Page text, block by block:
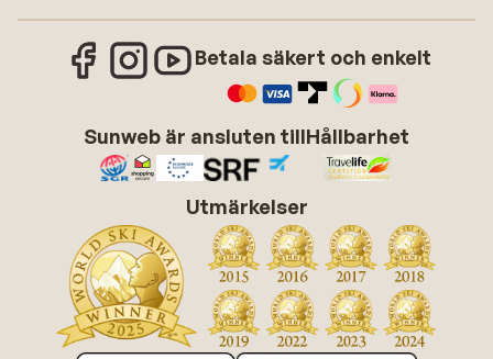
Betala säkert och enkelt
Sunweb är ansluten tillHållbarhet
Utmärkelser